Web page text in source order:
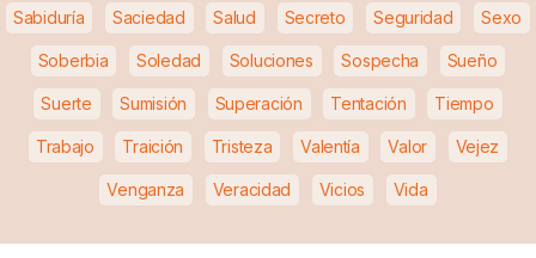
Sabiduría Saciedad Salud Secreto Seguridad Sexo
Soberbia Soledad Soluciones Sospecha Sueño
Suerte Sumisión Superación Tentación Tiempo
Trabajo Traición Tristeza Valentía Valor Vejez
Venganza Veracidad Vicios Vida